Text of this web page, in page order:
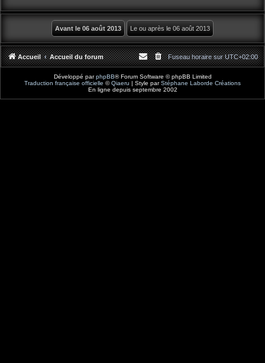
Accueil Accueil du forum Fuseau horaire surUTC+02:00
Développé parphpBB® Forum Software © phpBB Limited
Traduction française officielle ©Qiaeru | Style parStéphane Laborde Créations
En ligne depuis septembre 2002